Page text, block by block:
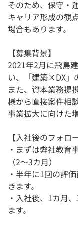
そのため、保守・
キャリア形成の観
場合もあります。
【募集背景】
2021年2月に飛島
い、「建築×DX」
また、資本業務提
様から直接案件相
事業拡大に向けた
【入社後のフォロ
・まずは弊社教育
（2～3カ月）
・半年に1回の評
きます。
・入社後、1カ月
ます。